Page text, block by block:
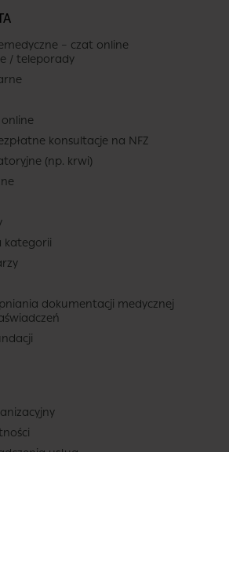
– czat online
/ teleporady
online
konsultacje na NFZ
(np. krwi)
kategorii
dokumentacji medycznej
usług